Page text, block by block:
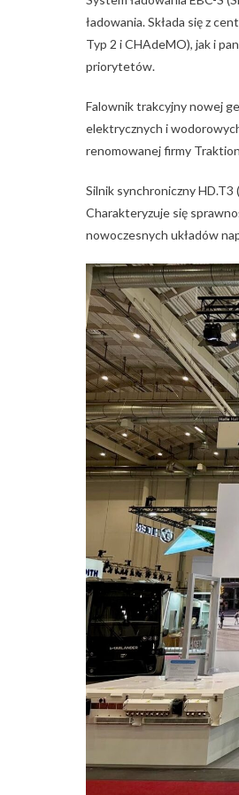
ładowania. Składa się z
Typ 2 i CHAdeMO), jak i
priorytetów.
Falownik trakcyjny nowej
elektrycznych i
renomowanej firmy
Silnik synchroniczny
Charakteryzuje się
nowoczesnych układów